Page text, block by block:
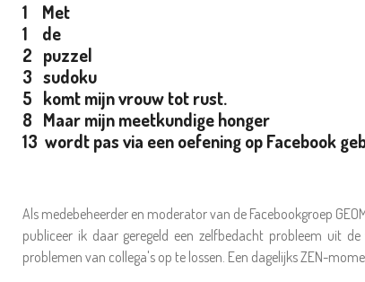
1 Met
1 de
2 puzzel
3 sudoku
5 komt mijn vrouw tot rust.
8 Maar mijn meetkundige honger
13 wordt pas via een oefening op Facebook
Als medebeheerder en moderator van de Facebookgroep
publiceer ik daar geregeld een zelfbedacht probleem uit
problemen van collega's op te lossen. Een dagelijks ZEN-